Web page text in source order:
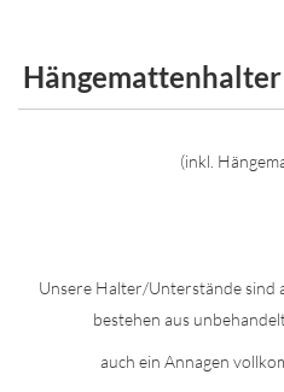
(inkl.
Unsere Halter/Unterstände sind
bestehen aus
auch ein Annagen